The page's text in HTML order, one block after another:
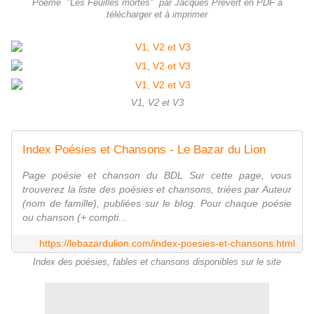
Poème "Les Feuilles mortes" par Jacques Prévert en PDF à
télécharger et à imprimer
V1, V2 et V3
Index Poésies et Chansons - Le Bazar du Lion
Page poésie et chanson du BDL Sur cette page, vous
trouverez la liste des poésies et chansons, triées par Auteur
(nom de famille), publiées sur le blog. Pour chaque poésie
ou chanson (+ compti...
https://lebazardulion.com/index-poesies-et-chansons.html
Index des poésies, fables et chansons disponibles sur le site